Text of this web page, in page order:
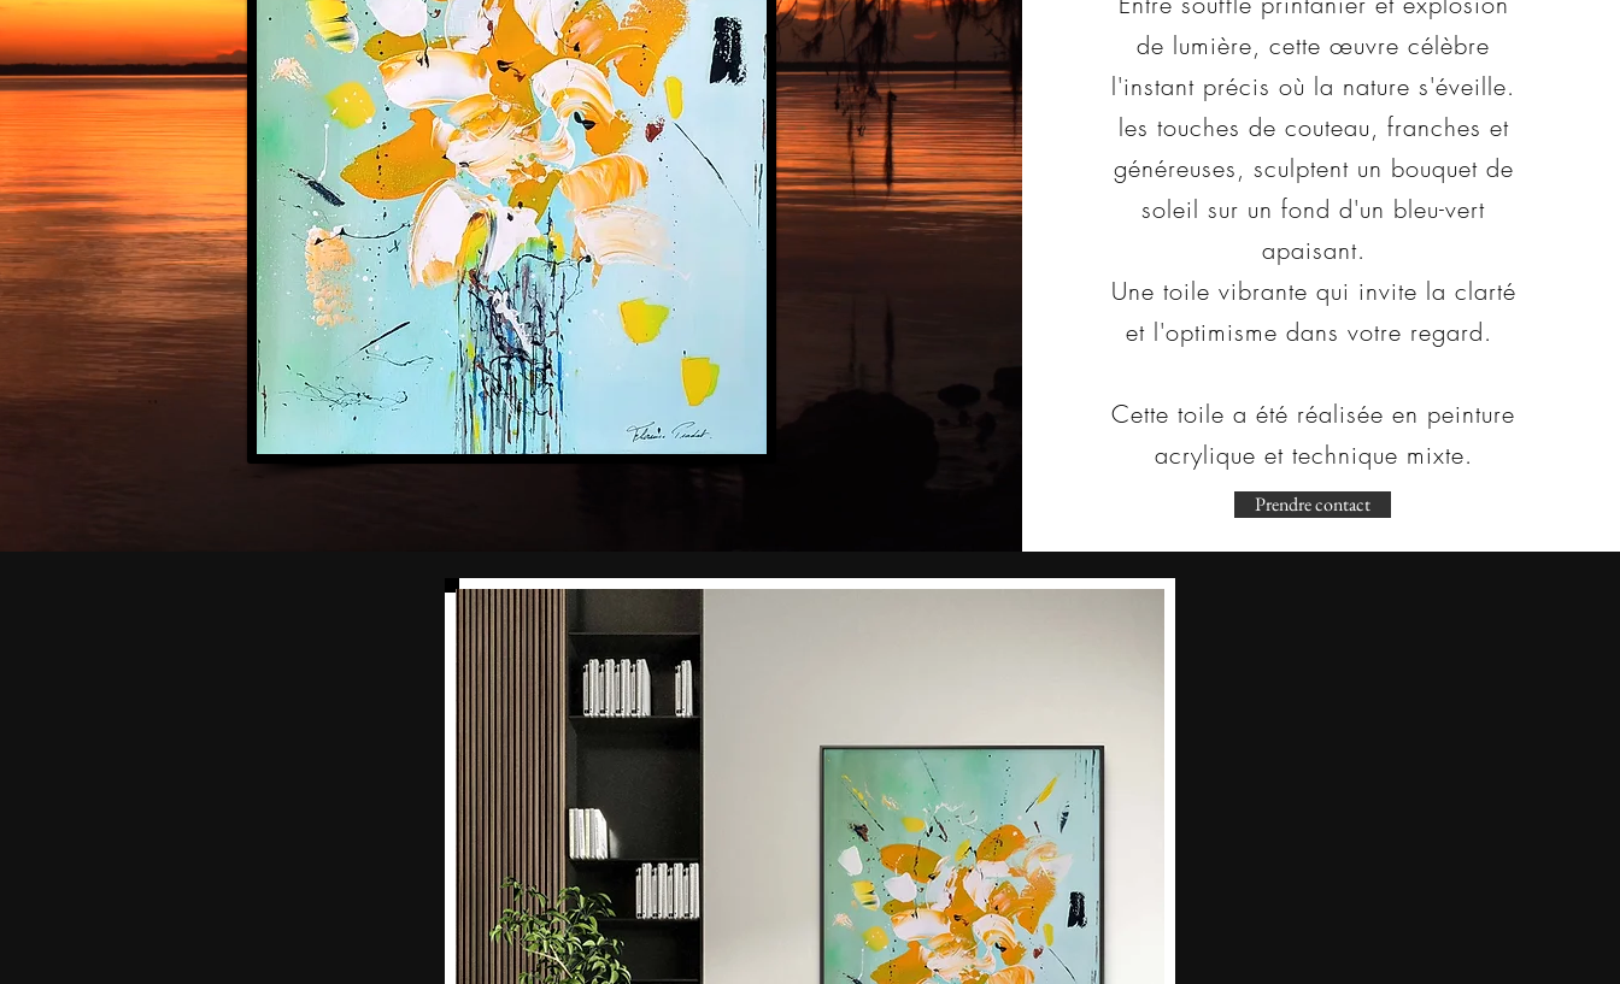
de lumière, cette œuvre célèbre
l'instant précis où la nature s'éveille.
les touches de couteau, franches et
généreuses, sculptent un bouquet de
soleil sur un fond d'un bleu-vert
apaisant.
Une toile vibrante qui invite la clarté
et l'optimisme dans votre regard.
Cette toile a été réalisée en peinture
acrylique et technique mixte.
Prendre contact